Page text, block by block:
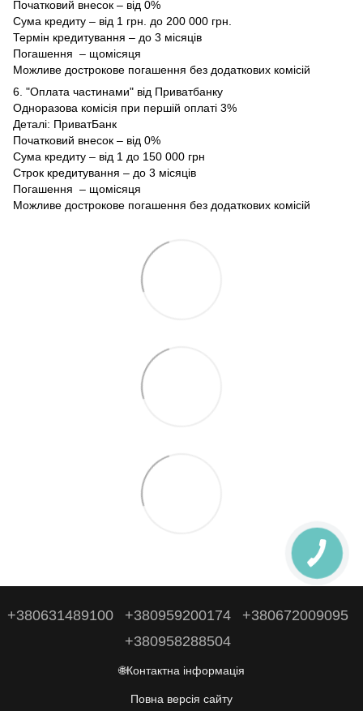
Початковий внесок – від 0%
Сума кредиту – від 1 грн. до 200 000 грн.
Термін кредитування – до 3 місяців
Погашення – щомісяця
Можливе дострокове погашення без додаткових комісій
6. "Оплата частинами" від Приватбанку
Одноразова комісія при першій оплаті 3%
Деталі: ПриватБанк
Початковий внесок – від 0%
Сума кредиту – від 1 до 150 000 грн
Строк кредитування – до 3 місяців
Погашення – щомісяця
Можливе дострокове погашення без додаткових комісій
+380631489100 +380959200174
+380672009095
+380958288504
🌐Контактна інформація
Повна версія сайту